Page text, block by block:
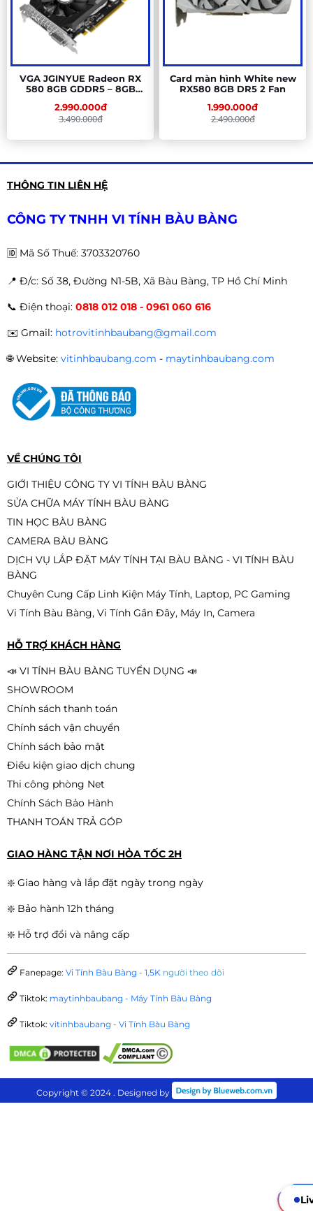
VGA JGINYUE Radeon RX
580 8GB GDDR5 – 8GB
2.990.000đ
3.490.000đ
Card màn hình White new
RX580 8GB DR5 2 Fan
1.990.000đ
2.490.000đ
THÔNG TIN LIÊN HỆ
CÔNG TY TNHH VI TÍNH BÀU BÀNG
🆔 Mã Số Thuế: 3703320760
📍 Đ/c: Số 38, Đường N1-5B, Xã Bàu Bàng, TP Hồ Chí Minh
📞 Điện thoại: 0818 012 018 - 0961 060 616
✉️ Gmail: hotrovitinhbaubang@gmail.com
🌐Website: vitinhbaubang.com - maytinhbaubang.com
VỀ CHÚNG TÔI
GIỚI THIỆU CÔNG TY VI TÍNH BÀU BÀNG
SỬA CHỮA MÁY TÍNH BÀU BÀNG
TIN HỌC BÀU BÀNG
CAMERA BÀU BÀNG
DỊCH VỤ LẮP ĐẶT MÁY TÍNH TẠI BÀU BÀNG - VI TÍNH BÀU
BÀNG
Chuyên Cung Cấp Linh Kiện Máy Tính, Laptop, PC Gaming
Vi Tính Bàu Bàng, Vi Tính Gần Đây, Máy In, Camera
HỖ TRỢ KHÁCH HÀNG
📣 VI TÍNH BÀU BÀNG TUYỂN DỤNG 📣
SHOWROOM
Chính sách thanh toán
Chính sách vận chuyển
Chính sách bảo mật
Điều kiện giao dịch chung
Thi công phòng Net
Chính Sách Bảo Hành
THANH TOÁN TRẢ GÓP
GIAO HÀNG TẬN NƠI HỎA TỐC 2H
❇️ Giao hàng và lắp đặt ngày trong ngày
❇️ Bảo hành 12h tháng
❇️ Hỗ trợ đổi và nâng cấp
Fanepage: Vi Tính Bàu Bàng - 1,5K người theo dõi
Tiktok: maytinhbaubang - Máy Tính Bàu Bàng
Tiktok: vitinhbaubang - Vi Tính Bàu Bàng
Copyright © 2024 . Designed by